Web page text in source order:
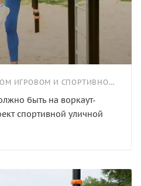
ИНФОРМАЦИЯ ОБ УЛИЧНОМ ИГРОВОМ И СПОРТИВНОМ ОБОРУДОВАНИИ
быть на воркаут-
спортивной уличной